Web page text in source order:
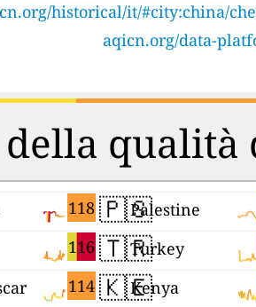
historical/it/#city:china/
aqicn.org/data-
118
116
114
🇵🇸Palestine
🇹🇷Turkey
🇰🇪Kenya